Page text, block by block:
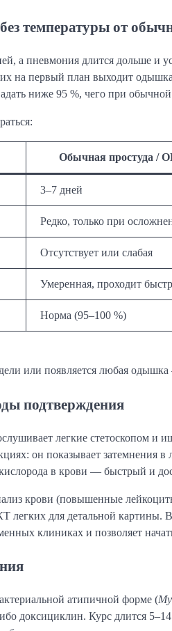
температуры от
а пневмония длится дольше и
на первый план выходит
ниже 95 %, чего при обычной
Обычная простуда /
3–7 дней
Редко, только при
Отсутствует или слабая
Умеренная, проходит
Норма (95–100 %)
или появляется любая
подтверждения
легкие стетоскопом и
он показывает затемнения
в крови — быстрый и
крови (повышенные
легких для детальной
клиниках и позволяет
атипичной форме (
доксициклин. Курс длится